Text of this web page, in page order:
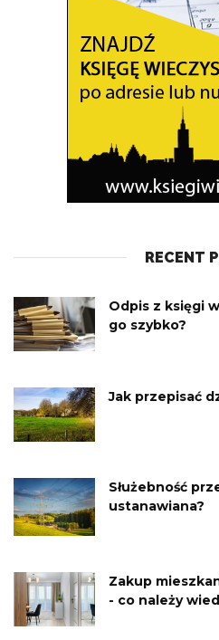
RECENT
Odpis z księgi
go szybko?
Jak przepisać
Służebność
ustanawiana?
Zakup
- co należy